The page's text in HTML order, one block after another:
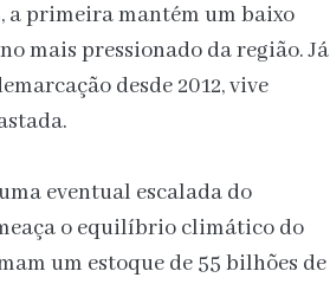
a primeira mantém um baixo
mais pressionado da região. Já
desde 2012, vive
eventual escalada do
o equilíbrio climático do
um estoque de 55 bilhões de